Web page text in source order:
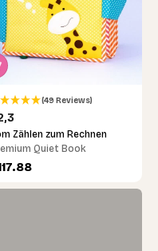
(49 Reviews)
Zählen zum Rechnen
Quiet Book
fördern die
Formen und